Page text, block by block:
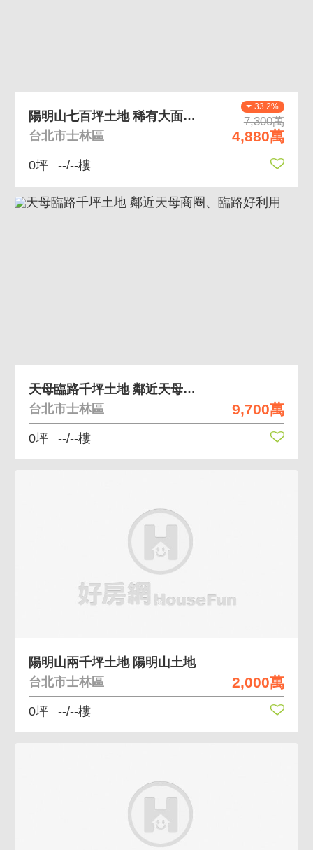
33.2%
7,300萬
4,880萬
陽明山七百坪土地 稀有大面積土地釋出
台北市士林區
0坪 --/--樓
9,700萬
天母臨路千坪土地 鄰近天母商圈、臨路好利用
台北市士林區
0坪 --/--樓
2,000萬
陽明山兩千坪土地 陽明山土地
台北市士林區
0坪 --/--樓